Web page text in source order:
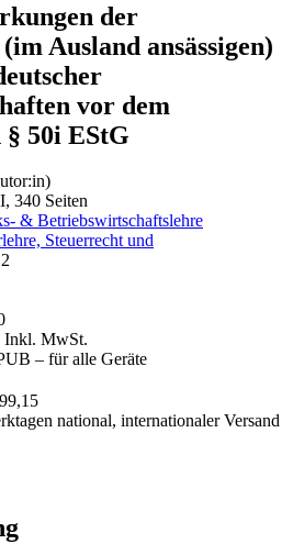
der
Ausland ansässigen)
vor dem
50i EStG
340 Seiten
& Betriebswirtschaftslehre
Steuerrecht und
Inkl. MwSt.
– für alle Geräte
national, internationaler Versand